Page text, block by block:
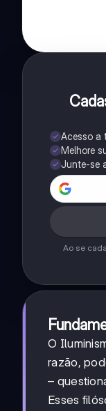
Acesso a
Melhore
Junte-se
Ao se
O
razão,
–
Esses